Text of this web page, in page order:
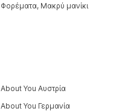
Φορέματα, Μακρύ μανίκι
About You Αυστρία
About You Γερμανία